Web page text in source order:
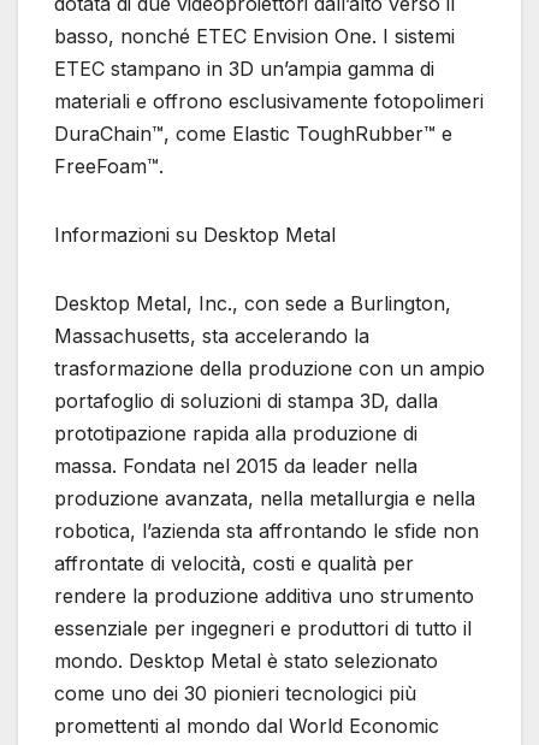
basso, nonché ETEC Envision One. I sistemi
ETEC stampano in 3D un’ampia gamma di
materiali e offrono esclusivamente fotopolimeri
DuraChain™, come Elastic ToughRubber™ e
FreeFoam™.
Informazioni su Desktop Metal
Desktop Metal, Inc., con sede a Burlington,
Massachusetts, sta accelerando la
trasformazione della produzione con un ampio
portafoglio di soluzioni di stampa 3D, dalla
prototipazione rapida alla produzione di
massa. Fondata nel 2015 da leader nella
produzione avanzata, nella metallurgia e nella
robotica, l’azienda sta affrontando le sfide non
affrontate di velocità, costi e qualità per
rendere la produzione additiva uno strumento
essenziale per ingegneri e produttori di tutto il
mondo. Desktop Metal è stato selezionato
come uno dei 30 pionieri tecnologici più
promettenti al mondo dal World Economic